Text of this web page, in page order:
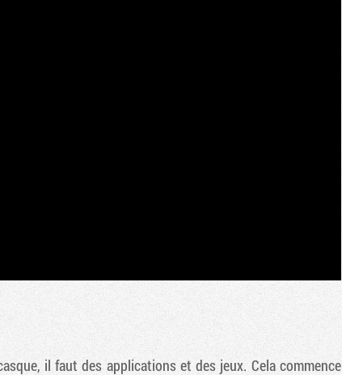
il faut des applications et des jeux. Cela commence